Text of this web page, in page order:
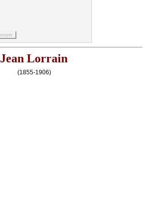
Jean Lorrain
(1855-1906)